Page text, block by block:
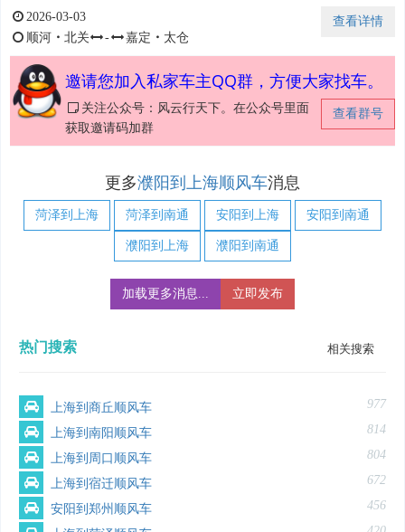
查看详情
2026-03-03
顺河・ 北关 - 嘉定 ・ 太仓
邀请您加入私家车主QQ群，方便大家找车。
查看群号
关注公众号：风云行天下。在公众号里面
获取邀请码加群
更多濮阳到上海顺风车消息
菏泽到上海 菏泽到南通 安阳到上海 安阳到南通
濮阳到上海 濮阳到南通
加载更多消息... 立即发布
热门搜索 相关搜索
上海到商丘顺风车 977
上海到南阳顺风车 814
上海到周口顺风车 804
上海到宿迁顺风车 672
安阳到郑州顺风车 456